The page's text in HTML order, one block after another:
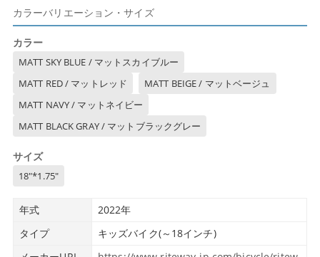
カラーバリエーション・サイズ
カラー
MATT SKY BLUE / マットスカイブルー
MATT RED / マットレッド
MATT BEIGE / マットベージュ
MATT NAVY / マットネイビー
MATT BLACK GRAY / マットブラックグレー
サイズ
18″*1.75″
年式
2022年
タイプ
キッズバイク(～18インチ)